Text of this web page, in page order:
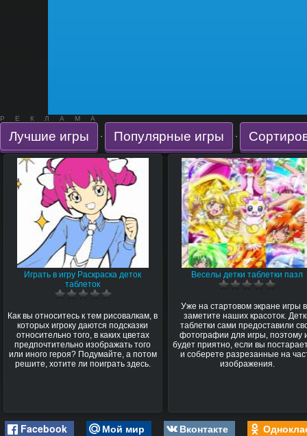
РЕКЛАМА
Лучшие игры · Популярные игры ·
Играть в игру Раскраска деток
таблеток
Как вы относитесь к тем рисовалкам, в
которых игроку даются подсказки
относительно того, в каких цветах
предпочтительно изображать того
или иного героя? Подумайте, а потом
решите, хотите ли поиграть здесь.
Веселы детки таблетки пазл
Уже на стартовом экране игры
заметите наших красоток.
таблетки сами предоставили
фотографии для игры, поэтому
будет приятно, если вы
и соберете разрезанные на
изображения.
Facebook Мой мир Вконтакте